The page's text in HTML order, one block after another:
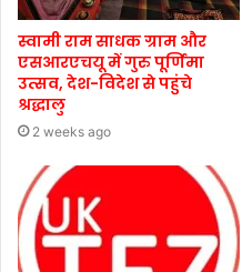
स्वामी राम साधक ग्राम और
एसआरएचयू में गुरु पूर्णिमा
उत्सव, देश-विदेश से पहुंचे
श्रद्धालु
2 weeks ago